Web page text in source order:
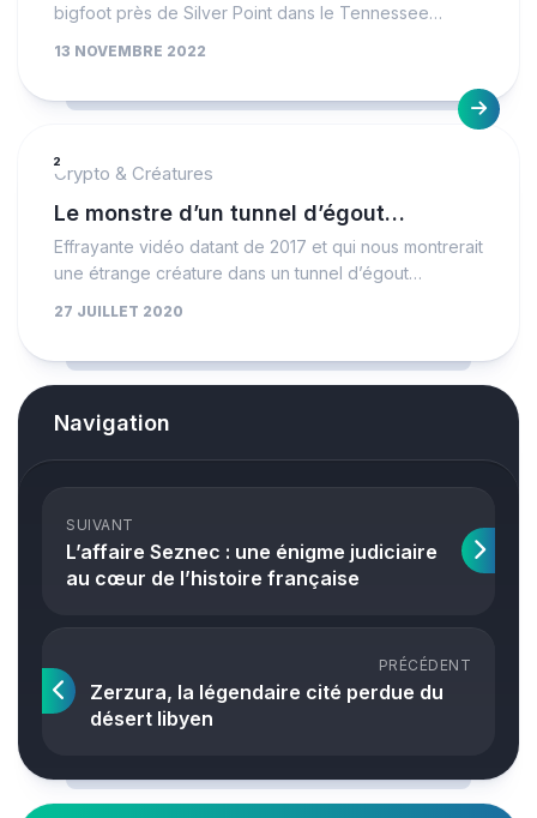
bigfoot près de Silver Point dans le Tennessee…
13 NOVEMBRE 2022
2
Crypto & Créatures
Le monstre d’un tunnel d’égout…
Effrayante vidéo datant de 2017 et qui nous montrerait
une étrange créature dans un tunnel d’égout…
27 JUILLET 2020
Navigation
SUIVANT
L’affaire Seznec : une énigme judiciaire
au cœur de l’histoire française
PRÉCÉDENT
Zerzura, la légendaire cité perdue du
désert libyen